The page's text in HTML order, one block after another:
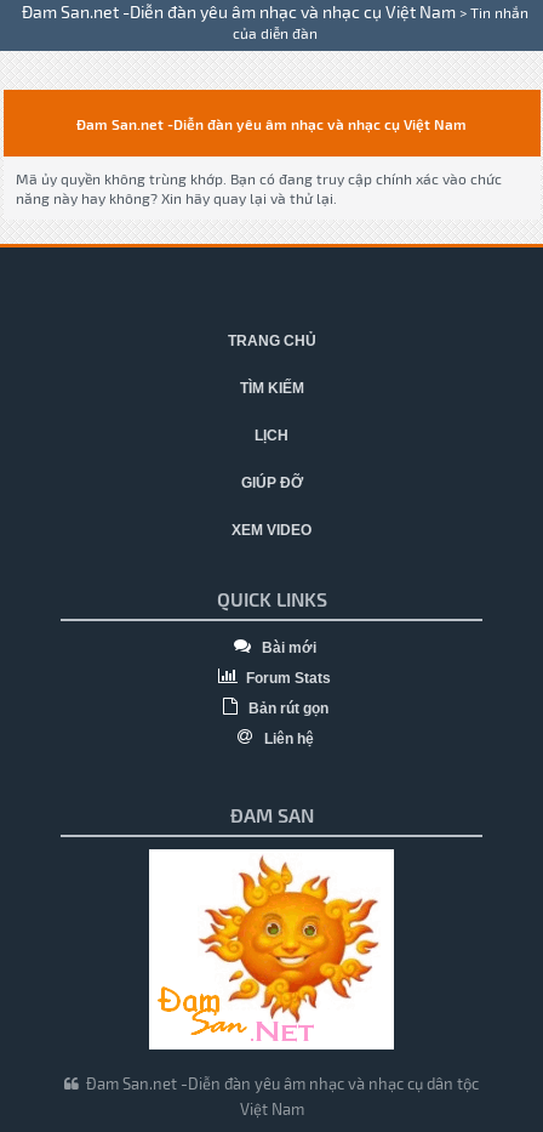
Đam San.net -Diễn đàn yêu âm nhạc và nhạc cụ Việt Nam > Tin nhắn
của diễn đàn
Đam San.net -Diễn đàn yêu âm nhạc và nhạc cụ Việt Nam
Mã ủy quyền không trùng khớp. Bạn có đang truy cập chính xác vào chức
năng này hay không? Xin hãy quay lại và thử lại.
TRANG CHỦ
TÌM KIẾM
LỊCH
GIÚP ĐỠ
XEM VIDEO
QUICK LINKS
Bài mới
Forum Stats
Bản rút gọn
Liên hệ
ĐAM SAN
Đam San.net -Diễn đàn yêu âm nhạc và nhạc cụ dân tộc
Việt Nam